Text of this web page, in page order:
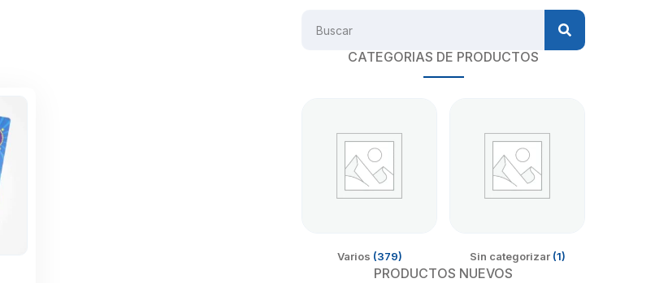
CATEGORIAS DE PRODUCTOS
Varios (379) Sin categorizar (1)
PRODUCTOS NUEVOS